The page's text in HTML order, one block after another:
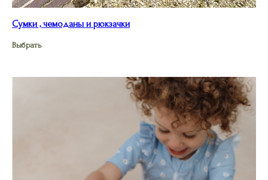
Сумки , чемоданы и рюкзачки
Выбрать